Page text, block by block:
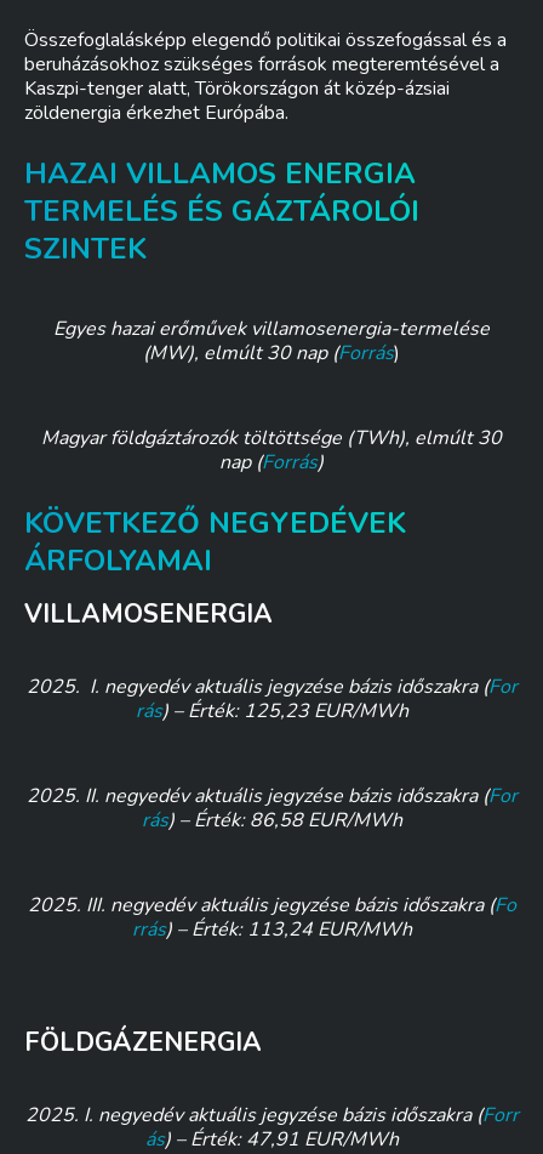
Összefoglalásképp elegendő politikai összefogással és a
beruházásokhoz szükséges források megteremtésével a
Kaszpi-tenger alatt, Törökországon át közép-ázsiai
zöldenergia érkezhet Európába.
HAZAI VILLAMOS ENERGIA
TERMELÉS ÉS GÁZTÁROLÓI
SZINTEK
Egyes hazai erőművek villamosenergia-termelése
(MW), elmúlt 30 nap (Forrás)
Magyar földgáztározók töltöttsége (TWh), elmúlt 30
nap (Forrás)
KÖVETKEZŐ NEGYEDÉVEK
ÁRFOLYAMAI
VILLAMOSENERGIA
2025. I. negyedév aktuális jegyzése bázis időszakra (For
rás) –Érték: 125,23 EUR/MWh
2025. II. negyedév aktuális jegyzése bázis időszakra (For
rás) –Érték: 86,58 EUR/MWh
2025. III. negyedév aktuális jegyzése bázis időszakra (Fo
rrás) –Érték: 113,24 EUR/MWh
FÖLDGÁZENERGIA
2025. I. negyedév aktuális jegyzése bázis időszakra (Forr
ás) –Érték: 47,91 EUR/MWh